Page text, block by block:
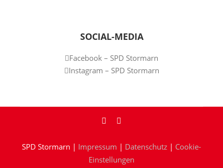
SOCIAL-MEDIA
Facebook – SPD Stormarn
Instagram – SPD Stormarn
SPD Stormarn | Impressum | Datenschutz | Cookie-
Einstellungen